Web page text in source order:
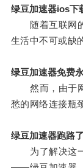
绿豆加速器ios下
随着互联网的
生活中不可或缺
绿豆加速器免费
然而，由于网
愁的网络连接瓶
绿豆加速器跑路了
为了解决这一